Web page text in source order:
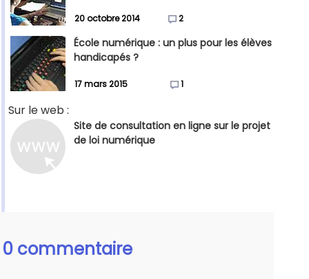
20 octobre 2014 2
École numérique : un plus pour les élèves
handicapés ?
17 mars 2015 1
Sur le web :
Site de consultation en ligne sur le projet
de loi numérique
0 commentaire